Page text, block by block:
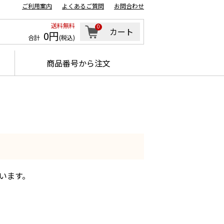
ご利用案内 よくあるご質問 お問合わせ
送料無料
合計 0円(税込)
0 カート
商品番号から注文
す。